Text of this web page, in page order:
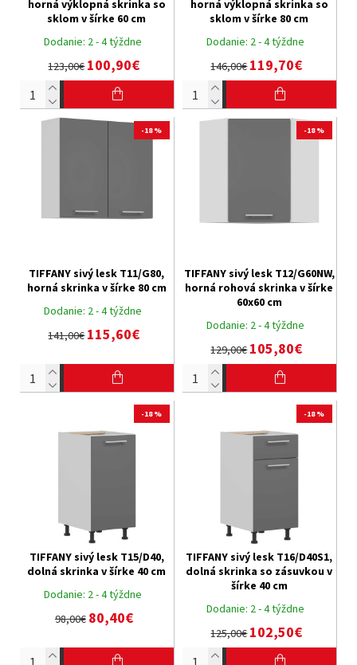
Dodanie: 2 - 4 týždne
horná výklopná skrinka so
sklom v šírke 60 cm
123,00€100,90€
Dodanie: 2 - 4 týždne
horná výklopná skrinka so
sklom v šírke 80 cm
146,00€119,70€
-18 %
Dodanie: 2 - 4 týždne
TIFFANY sivý lesk T11/G80,
horná skrinka v šírke 80 cm
141,00€115,60€
-18 %
Dodanie: 2 - 4 týždne
TIFFANY sivý lesk T12/G60NW,
horná rohová skrinka v šírke
60x60 cm
129,00€105,80€
-18 %
Dodanie: 2 - 4 týždne
TIFFANY sivý lesk T15/D40,
dolná skrinka v šírke 40 cm
98,00€ 80,40€
-18 %
Dodanie: 2 - 4 týždne
TIFFANY sivý lesk T16/D40S1,
dolná skrinka so zásuvkou v
šírke 40 cm
125,00€102,50€